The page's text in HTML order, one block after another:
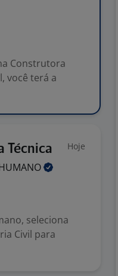
Construtora
você terá a
Técnica Hoje
seleciona
Civil para